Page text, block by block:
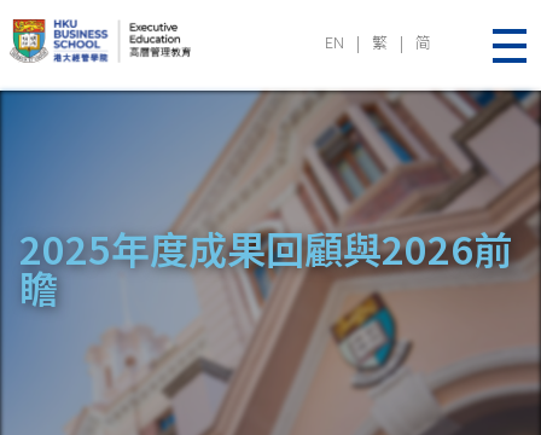
EN | 繁 | 简
2025年度成果回顧與2026前
瞻